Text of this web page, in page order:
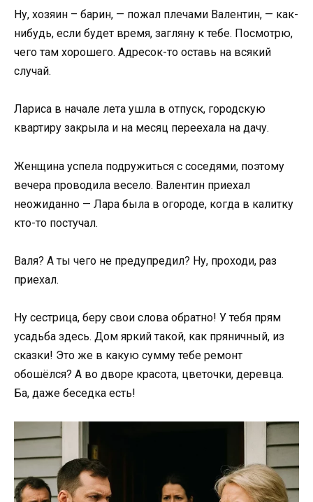
Ну, хозяин – барин, — пожал плечами Валентин, — как-
нибудь, если будет время, загляну к тебе. Посмотрю,
чего там хорошего. Адресок-то оставь на всякий
случай.
Лариса в начале лета ушла в отпуск, городскую
квартиру закрыла и на месяц переехала на дачу.
Женщина успела подружиться с соседями, поэтому
вечера проводила весело. Валентин приехал
неожиданно — Лара была в огороде, когда в калитку
кто-то постучал.
Валя? А ты чего не предупредил? Ну, проходи, раз
приехал.
Ну сестрица, беру свои слова обратно! У тебя прям
усадьба здесь. Дом яркий такой, как пряничный, из
сказки! Это же в какую сумму тебе ремонт
обошёлся? А во дворе красота, цветочки, деревца.
Ба, даже беседка есть!